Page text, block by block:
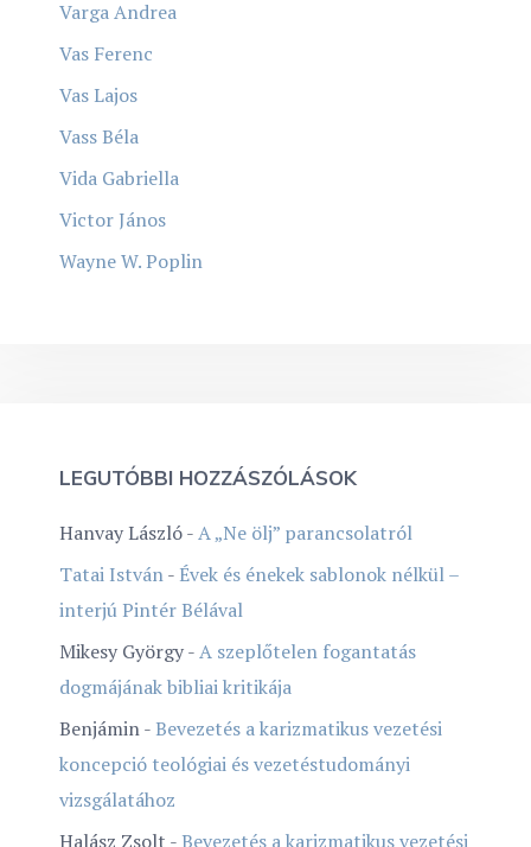
Varga Andrea
Vas Ferenc
Vas Lajos
Vass Béla
Vida Gabriella
Victor János
Wayne W. Poplin
LEGUTÓBBI HOZZÁSZÓLÁSOK
Hanvay László-A „Ne ölj” parancsolatról
Tatai István- Évek és énekek sablonok nélkül –
interjú Pintér Bélával
Mikesy György-A szeplőtelen fogantatás
dogmájának bibliai kritikája
Benjámin-Bevezetés a karizmatikus vezetési
koncepció teológiai és vezetéstudományi
vizsgálatához
Halász Zsolt -Bevezetés a karizmatikus vezetési